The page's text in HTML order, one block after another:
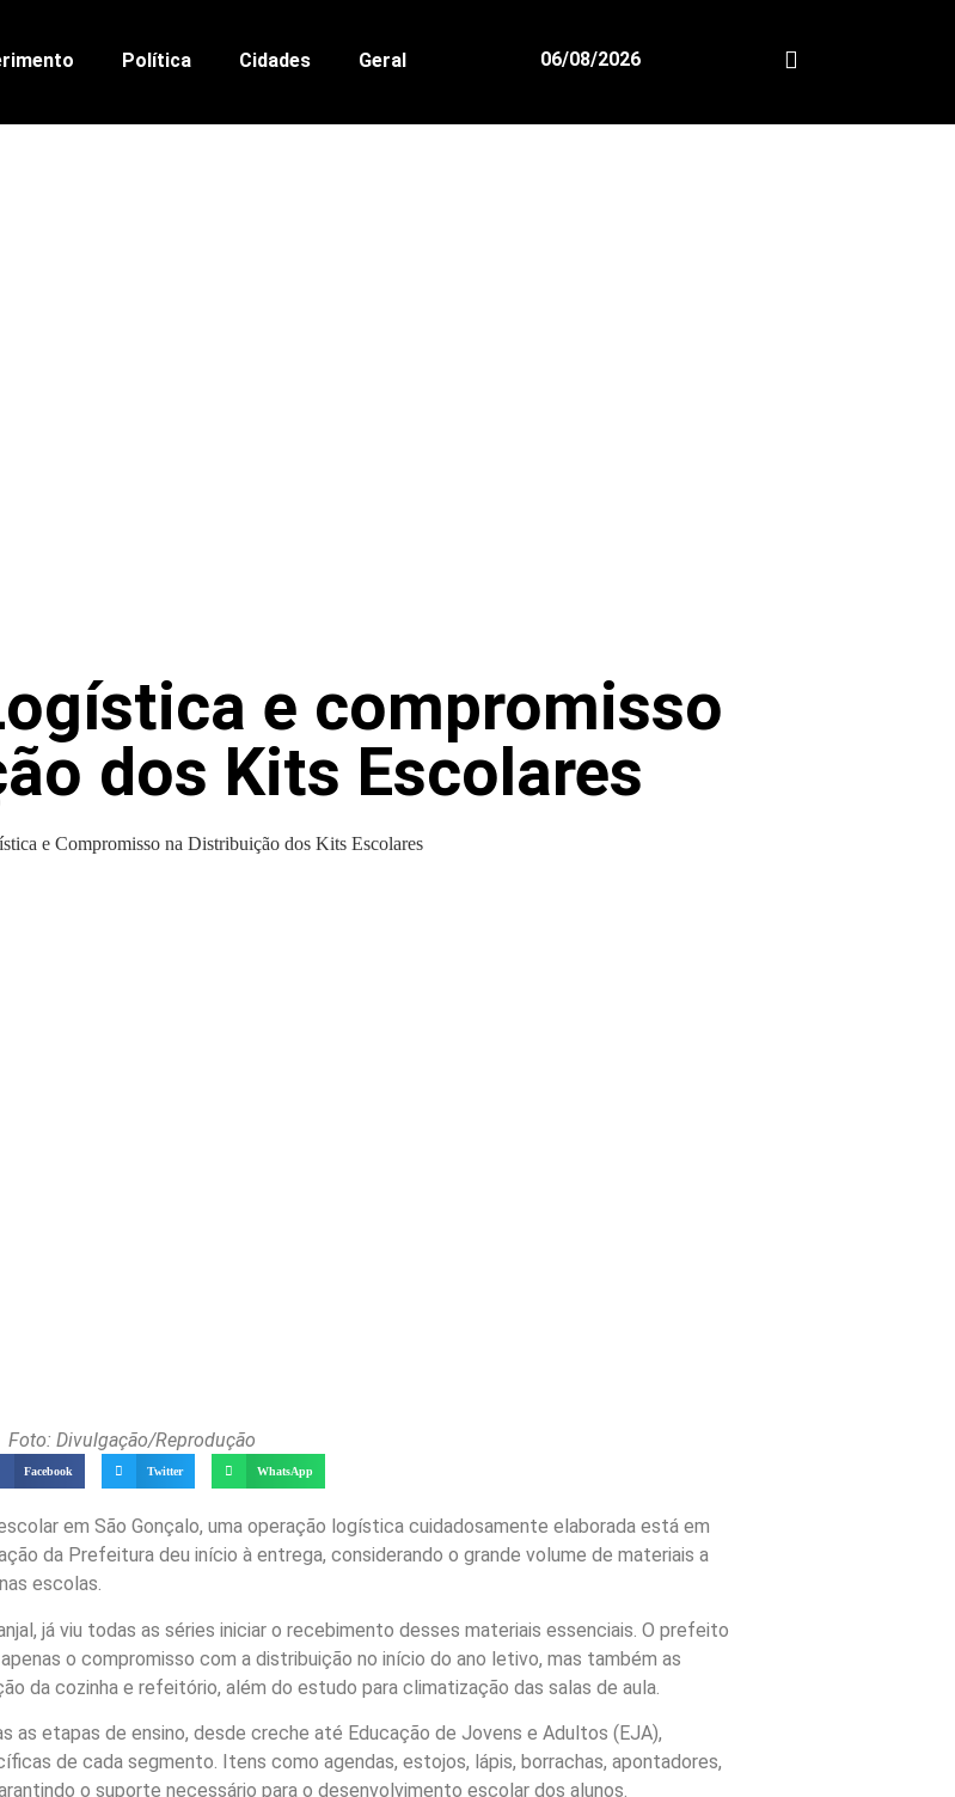
Política Cidades Geral 06/08/2026
e compromisso
dos Kits Escolares
Foto: Divulgação/Reprodução
Facebook Twitter WhatsApp
em São Gonçalo, uma operação logística cuidadosamente elaborada está em
da Prefeitura deu início à entrega, considerando o grande volume de materiais a
escolas.
já viu todas as séries iniciar o recebimento desses materiais essenciais. O prefeito
o compromisso com a distribuição no início do ano letivo, mas também as
da cozinha e refeitório, além do estudo para climatização das salas de aula.
etapas de ensino, desde creche até Educação de Jovens e Adultos (EJA),
de cada segmento. Itens como agendas, estojos, lápis, borrachas, apontadores,
o suporte necessário para o desenvolvimento escolar dos alunos.